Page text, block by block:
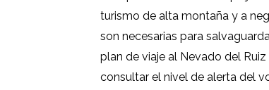
turismo de alta montaña y a
son necesarias para
plan de viaje al Nevado del
consultar el nivel de alerta del